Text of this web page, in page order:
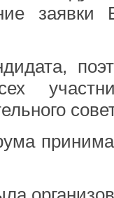
заявки